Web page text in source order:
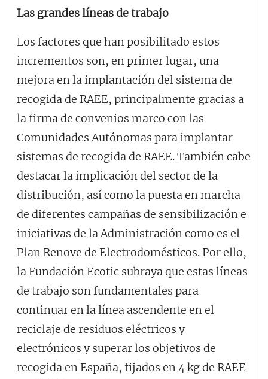
Las grandes líneas de trabajo
Los factores que han posibilitado estos
incrementos son, en primer lugar, una
mejora en la implantación del sistema de
recogida de RAEE, principalmente gracias a
la firma de convenios marco con las
Comunidades Autónomas para implantar
sistemas de recogida de RAEE. También cabe
destacar la implicación del sector de la
distribución, así como la puesta en marcha
de diferentes campañas de sensibilización e
iniciativas de la Administración como es el
Plan Renove de Electrodomésticos. Por ello,
la Fundación Ecotic subraya que estas líneas
de trabajo son fundamentales para
continuar en la línea ascendente en el
reciclaje de residuos eléctricos y
electrónicos y superar los objetivos de
recogida en España, fijados en 4 kg de RAEE